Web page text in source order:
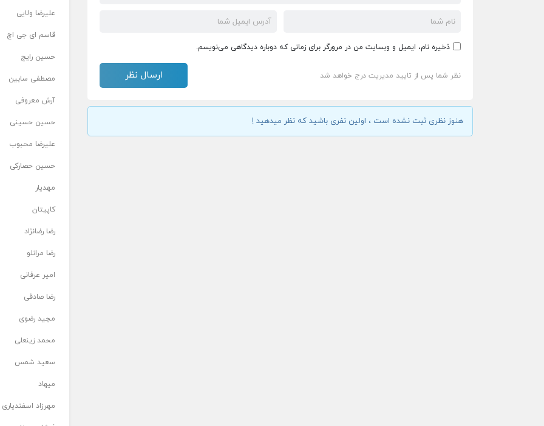
ذخیره نام، ایمیل و وبسایت من در مرورگر برای زمانی که دوباره دیدگاهی می‌نویسم.
نظر شما پس از تایید مدیریت درج خواهد شد
هنوز نظری ثبت نشده است ، اولین نفری باشید که نظر میدهید !
علیرضا ولایی
قاسم ای جی اچ
حسین رایج
مصطفی سابین
آرش معروفی
حسین حسینی
علیرضا محبوب
حسین حصارکی
مهدیار
کاپیتان
رضا رضانژاد
رضا مرانلو
امیر عرفانی
رضا صادقی
مجید رضوی
محمد زینعلی
سعید شمس
میهاد
مهرزاد اسفندیاری